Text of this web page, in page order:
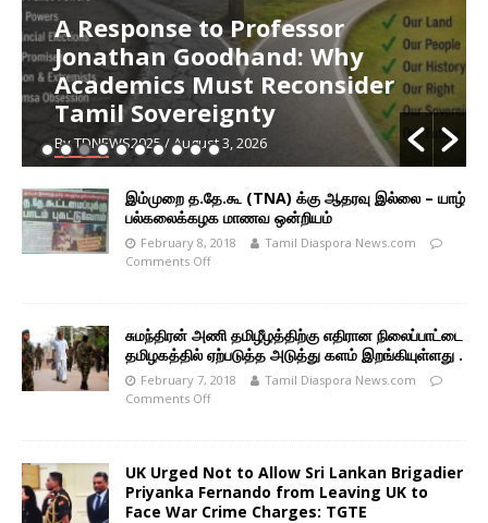
A Response to Professor
Jonathan Goodhand: Why
Academics Must Reconsider
Tamil Sovereignty
By TDNEWS2025/ August 3, 2026
இம்முறை த.தே.கூ (TNA) க்கு ஆதரவு இல்லை – யாழ்
பல்கலைக்கழக மாணவ ஒன்றியம்
February 8, 2018
Tamil Diaspora News.com
Comments Off
சுமந்திரன் அணி தமிழீழத்திற்கு எதிரான நிலைப்பாட்டை
தமிழகத்தில் ஏற்படுத்த அடுத்து களம் இறங்கியுள்ளது .
February 7, 2018
Tamil Diaspora News.com
Comments Off
UK Urged Not to Allow Sri Lankan Brigadier
Priyanka Fernando from Leaving UK to
Face War Crime Charges: TGTE